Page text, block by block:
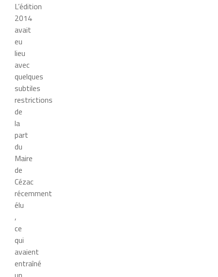
L’édition
2014
avait
eu
lieu
avec
quelques
subtiles
restrictions
de
la
part
du
Maire
de
Cézac
récemment
élu
,
ce
qui
avaient
entraîné